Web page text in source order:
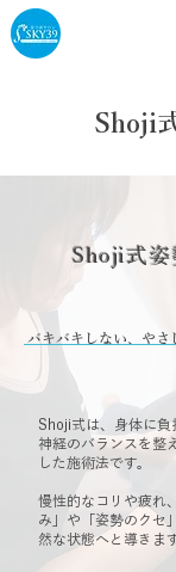
Shoji
Shoji式姿
バキバキしない、やさ
​Shoji式は、身体に負
神経のバランスを整
した施術法です。
慢性的なコリや疲れ
み」や「姿勢のクセ
然な状態へと導きます